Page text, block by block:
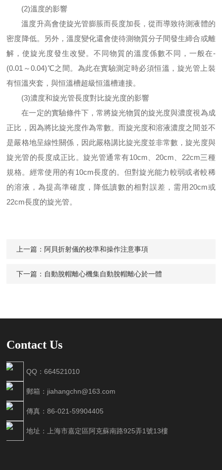
(2)溫度的影響
溫度升高會使旋光管膨脹而長度加長，從而導致待測液體的
密度降低。另外，溫度變化還會使待測物質分子間發生締合或離
解，使旋光度發生改變。不同物質的溫度係數不同，一般在-
(0.01～0.04)℃之間。為此在實驗測定時必須恒溫，旋光管上裝
有恒溫夾套，與恒溫槽超級恒溫槽連接。
(3)濃度和旋光管長度對比旋光度的影響
在一定的實驗條件下，常將旋光物質的旋光度與濃度視為成
正比，因為將比旋光度作為常數。而旋光度和溶液濃度之間並不
是嚴格地呈線性關係，因此嚴格講比旋光度並非常數，旋光度與
旋光管的長度成正比。旋光管通常有10cm、20cm、22cm三種
規格。經常使用的有10cm長度的。但對旋光能力較弱或者較稀
的溶液，為提高準確度，降低讀數的相對誤差，需用20cm或
22cm長度的旋光管。
上一篇： 阿貝折射儀的校準和操作注意事項
下一篇： 自動脫帽離心機集自動脫帽離心於一體
Contact Us
QQ：664521010
郵箱：jiahangchn@163.com
傳真：86-021-59904405
地址：上海市嘉定區阿克蘇南路925弄1號13樓